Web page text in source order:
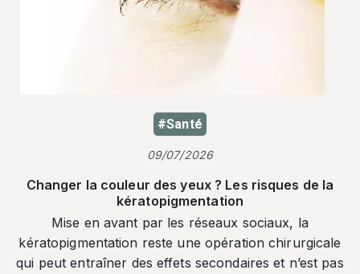
#Santé
09/07/2026
Changer la couleur des yeux ? Les risques de la
kératopigmentation
Mise en avant par les réseaux sociaux, la
kératopigmentation reste une opération chirurgicale
qui peut entraîner des effets secondaires et n’est pas